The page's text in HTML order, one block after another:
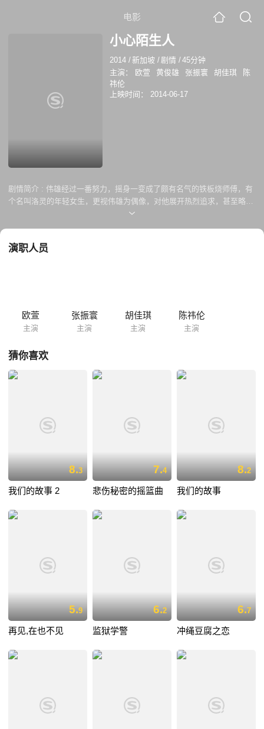
电影
小心陌生人
2014 /新加坡 /剧情 /45分钟
主演：
欧萱 黄俊雄 张振寰 胡佳琪
陈
祎伦
上映时间：
2014-06-17
剧情简介 : 伟雄经过一番努力，摇身一变成了颇有名气的铁板烧师傅，有
个名叫洛灵的年轻女生，更视伟雄为偶像，对他展开热烈追求，甚至略施
小计，住进伟雄家里。雨晴见雄爸与洛灵感情甚好，心里不是滋味，可是
伟雄与雨晴来接过天出狱，三个好友再度聚首，心中无胜唏嘘.. 伟雄、过
演职人员
欧萱
主演
张振寰
主演
胡佳琪
主演
陈祎伦
主演
猜你喜欢
8.3
我们的故事 2
7.4
悲伤秘密的摇篮曲
8.2
我们的故事
5.9
再见,在也不见
6.2
监狱学警
6.7
冲绳豆腐之恋